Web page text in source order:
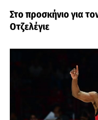
Στο προσκήνιο για
Οτζελέγιε